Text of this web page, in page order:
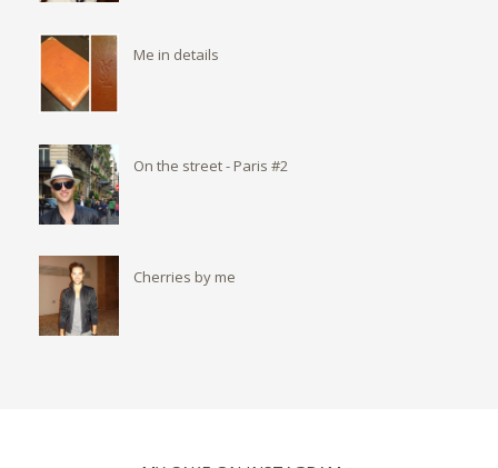
Me in details
On the street - Paris #2
Cherries by me